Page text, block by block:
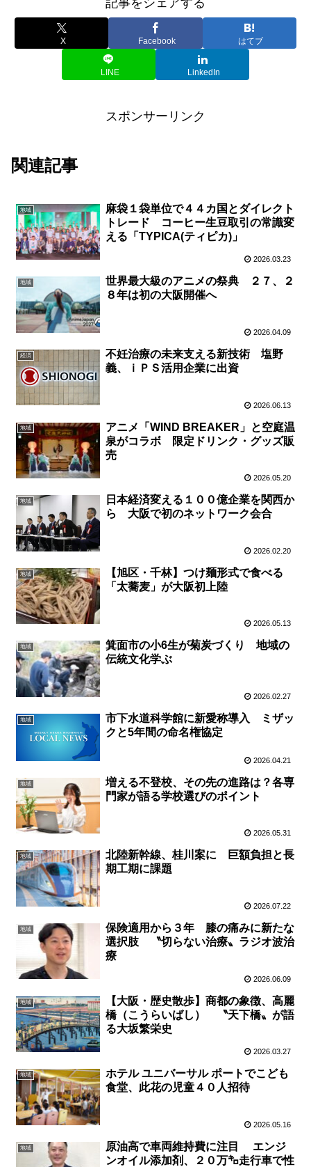
記事をシェアする
X Facebook はてブ
LINE LinkedIn
スポンサーリンク
関連記事
地域
麻袋１袋単位で４４カ国とダイレクト
トレード コーヒー生豆取引の常識変
える「TYPICA(ティピカ)」
2026.03.23
地域
世界最大級のアニメの祭典 ２７、２
８年は初の大阪開催へ
2026.04.09
経済
不妊治療の未来支える新技術 塩野
義、ｉＰＳ活用企業に出資
2026.06.13
地域
アニメ「WIND BREAKER」と空庭温
泉がコラボ 限定ドリンク・グッズ販
売
2026.05.20
地域
日本経済変える１００億企業を関西か
ら 大阪で初のネットワーク会合
2026.02.20
地域
【旭区・千林】つけ麺形式で食べる
「太蕎麦」が大阪初上陸
2026.05.13
地域
箕面市の小6生が菊炭づくり 地域の
伝統文化学ぶ
2026.02.27
地域
市下水道科学館に新愛称導入 ミザッ
クと5年間の命名権協定
2026.04.21
地域
増える不登校、その先の進路は？各専
門家が語る学校選びのポイント
2026.05.31
地域
北陸新幹線、桂川案に 巨額負担と長
期工期に課題
2026.07.22
地域
保険適用から３年 膝の痛みに新たな
選択肢 〝切らない治療〟ラジオ波治
療
2026.06.09
地域
【大阪・歴史散歩】商都の象徴、高麗
橋（こうらいばし） 〝天下橋〟が語
る大坂繁栄史
2026.03.27
地域
ホテル ユニバーサル ポートでこども
食堂、此花の児童４０人招待
2026.05.16
地域
原油高で車両維持費に注目 エンジ
ンオイル添加剤、２０万㌔走行車で性